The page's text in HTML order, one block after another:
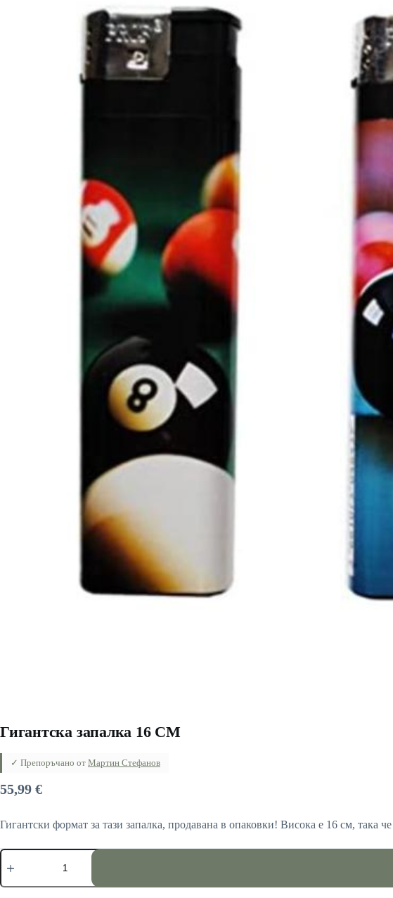
Гигантска запалка 16 CM
✓ Препоръчано от Мартин Стефанов
55,99 €
Гигантски формат за тази запалка, продавана в опаковки! Висока е 16 см, така
количество
за
запалка